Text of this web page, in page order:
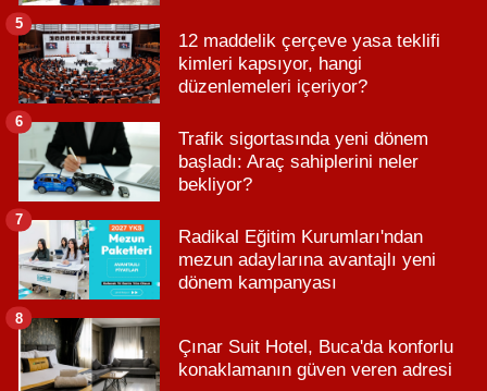
12 maddelik çerçeve yasa teklifi
kimleri kapsıyor, hangi
düzenlemeleri içeriyor?
5
Trafik sigortasında yeni dönem
başladı: Araç sahiplerini neler
bekliyor?
6
Radikal Eğitim Kurumları'ndan
mezun adaylarına avantajlı yeni
dönem kampanyası
7
Çınar Suit Hotel, Buca'da konforlu
konaklamanın güven veren adresi
8